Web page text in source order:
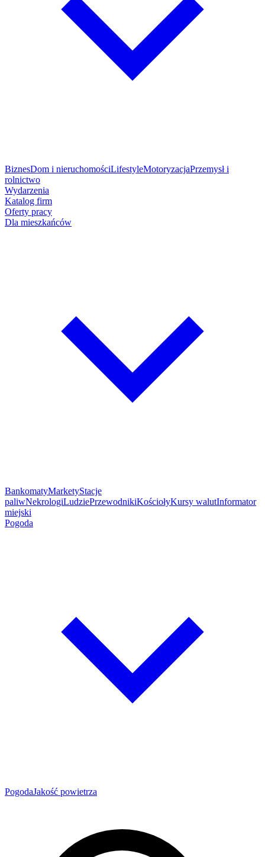
BiznesDom i nieruchomościLifestyleMotoryzacjaPrzemysł i
rolnictwo
Wydarzenia
Katalog firm
Oferty pracy
Dla mieszkańców
BankomatyMarketyStacje
paliwNekrologiLudziePrzewodnikiKościołyKursy walutInformator
miejski
Pogoda
PogodaJakość powietrza